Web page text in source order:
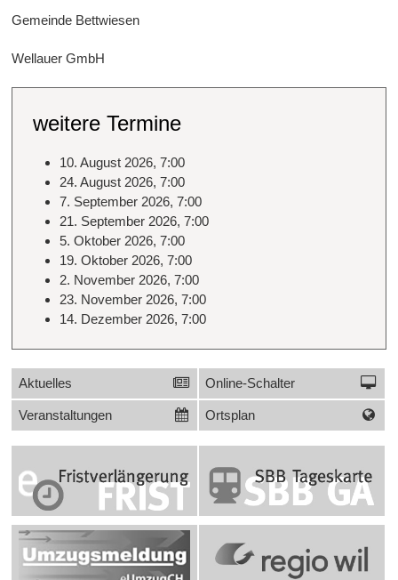
Gemeinde Bettwiesen
Wellauer GmbH
weitere Termine
10. August 2026, 7:00
24. August 2026, 7:00
7. September 2026, 7:00
21. September 2026, 7:00
5. Oktober 2026, 7:00
19. Oktober 2026, 7:00
2. November 2026, 7:00
23. November 2026, 7:00
14. Dezember 2026, 7:00
Sidebar
Links
Aktuelles Online-Schalter
Veranstaltungen Ortsplan